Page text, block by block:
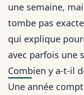
une semaine,
tombe pas
qui explique
avec parfois une
Combien y a-t-il
Une année